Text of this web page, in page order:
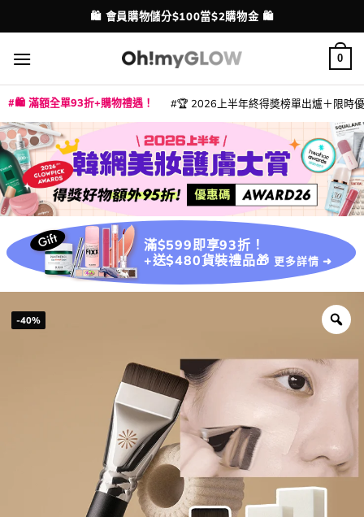
to
content
配送港澳
💳 支援消費券、FPS、八達通、PAYME、信用卡付款
0
🛍️ 滿額全單93折+購物禮遇！ 🏆 2026上半年終得奬榜單出爐＋限時
滿$599即享93折！
+送$480貨裝禮品🎁 更多詳情 ➜
-40%